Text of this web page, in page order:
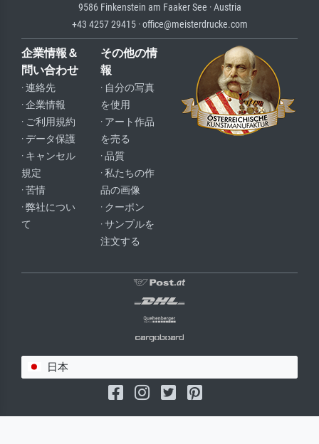
9586 Finkenstein am Faaker See · Austria
+43 4257 29415 · office@meisterdrucke.com
企業情報＆
問い合わせ
· 連絡先
· 企業情報
· ご利用規約
· データ保護
· キャンセル
規定
· 苦情
· 弊社につい
て
その他の情
報
· 自分の写真
を使用
· アート作品
を売る
· 品質
· 私たちの作
品の画像
· クーポン
· サンプルを
注文する
日本